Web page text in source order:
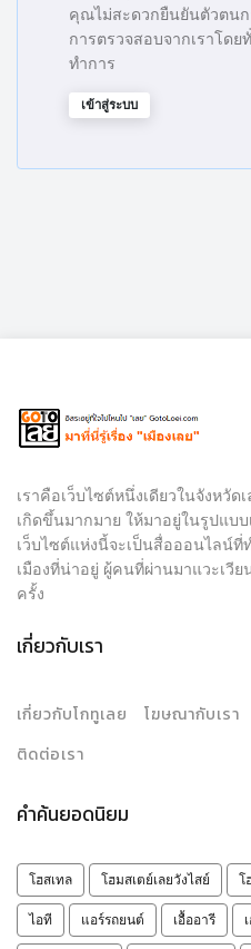
คุณไม่สะดวกยืนยันตัวตน
การตรวจสอบจากเราโดย
ทำการ
เข้าสู่ระบบ
เราคือเว็บไซต์หนึ่งเดียวในจังหวัด
เกิดขึ้นมากมาย ให้มาอยู่ในรูปแบบ
เว็บไซต์แห่งนี้จะเป็นสื่อออนไลน์ที่
เมืองที่น่าอยู่ ผู้คนที่ผ่านมาแวะเวี
ครั้ง
เกี่ยวกับเรา
เกี่ยวกับโกทูเลย โฆษณากับเรา
ติดต่อเรา
คำค้นยอดนิยม
โฮสเทล โฮมสเตย์เลยวังไสย์ โ
ไอที แอร์รถยนต์ เอื้ออารี